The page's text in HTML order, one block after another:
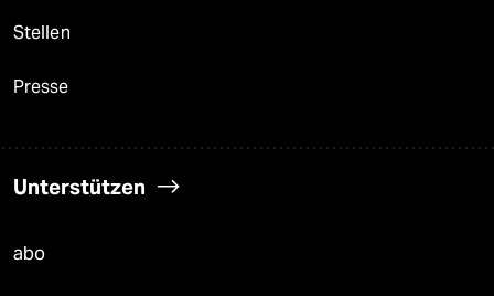
Stellen
Presse
Unterstützen
abo